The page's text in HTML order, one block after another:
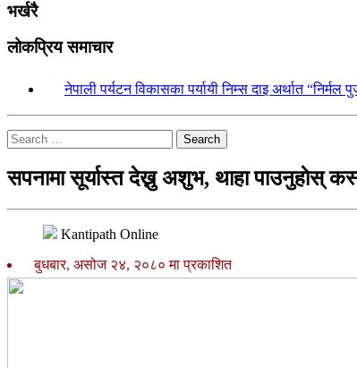
भर्खरै
लोकप्रिय समाचार
नेपाली पर्यटन विकासका पर्यायी निम्स दाइ अर्थात “निर्मल
Search
सपनामा सूर्यास्त देख्नु अशुभ, थाहा पाउनुहाेस्
Kantipath Online
बुधबार, असोज २४, २०८० मा प्रकाशित